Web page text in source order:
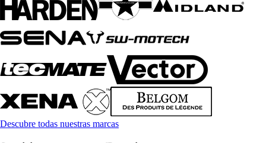
Descubre todas nuestras marcas